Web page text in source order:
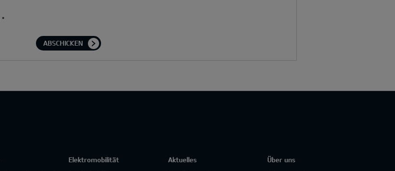
*
ABSCHICKEN
Elektromobilität
Aktuelles
Über uns